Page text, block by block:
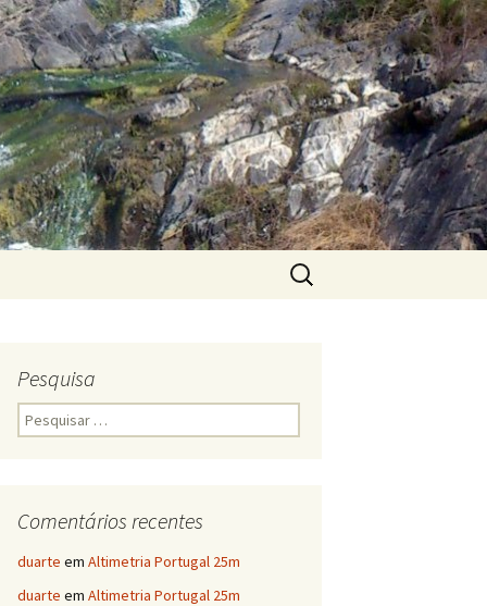
Pesquisar
por:
Pesquisa
Pesquisar
por:
Comentários recentes
duarte em Altimetria Portugal 25m
duarte em Altimetria Portugal 25m